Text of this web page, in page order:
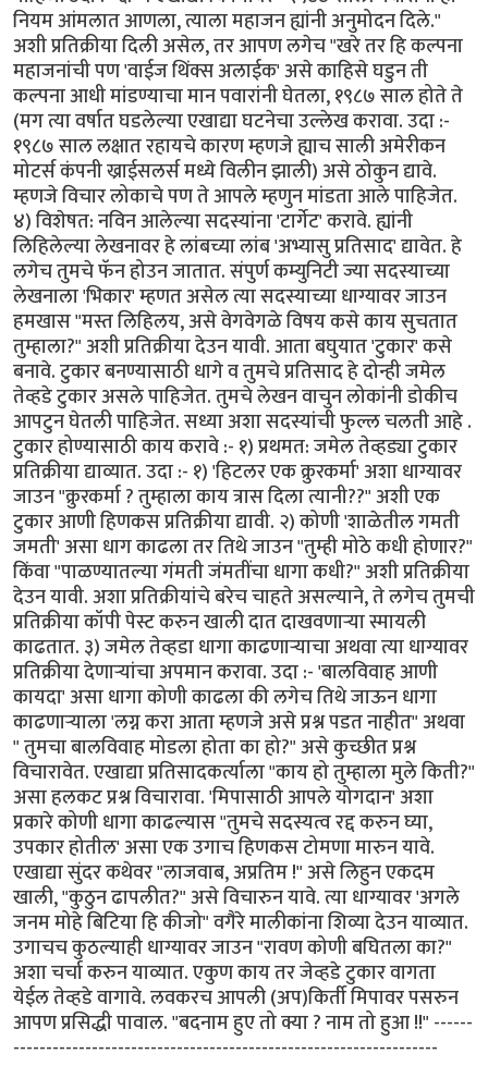
नियम आंमलात आणला, त्याला महाजन ह्यांनी अनुमोदन दिले."
अशी प्रतिक्रीया दिली असेल, तर आपण लगेच "खरे तर हि कल्पना
महाजनांची पण 'वाईज थिंक्स अलाईक' असे काहिसे घडुन ती
कल्पना आधी मांडण्याचा मान पवारांनी घेतला, १९८७ साल होते ते
(मग त्या वर्षात घडलेल्या एखाद्या घटनेचा उल्लेख करावा. उदा :-
१९८७ साल लक्षात रहायचे कारण म्हणजे ह्याच साली अमेरीकन
मोटर्स कंपनी ख्राईसलर्स मध्ये विलीन झाली) असे ठोकुन द्यावे.
म्हणजे विचार लोकाचे पण ते आपले म्हणुन मांडता आले पाहिजेत.
४) विशेषत: नविन आलेल्या सदस्यांना 'टार्गेट' करावे. ह्यांनी
लिहिलेल्या लेखनावर हे लांबच्या लांब 'अभ्यासु प्रतिसाद' द्यावेत. हे
लगेच तुमचे फॅन होउन जातात. संपुर्ण कम्युनिटी ज्या सदस्याच्या
लेखनाला 'भिकार' म्हणत असेल त्या सदस्याच्या धाग्यावर जाउन
हमखास "मस्त लिहिलय, असे वेगवेगळे विषय कसे काय सुचतात
तुम्हाला?" अशी प्रतिक्रीया देउन यावी. आता बघुयात 'टुकार' कसे
बनावे. टुकार बनण्यासाठी धागे व तुमचे प्रतिसाद हे दोन्ही जमेल
तेव्हडे टुकार असले पाहिजेत. तुमचे लेखन वाचुन लोकांनी डोकीच
आपटुन घेतली पाहिजेत. सध्या अशा सदस्यांची फुल्ल चलती आहे .
टुकार होण्यासाठी काय करावे :- १) प्रथमत: जमेल तेव्हड्या टुकार
प्रतिक्रीया द्याव्यात. उदा :- १) 'हिटलर एक क्रुरकर्मा' अशा धाग्यावर
जाउन "क्रुरकर्मा ? तुम्हाला काय त्रास दिला त्यानी??" अशी एक
टुकार आणी हिणकस प्रतिक्रीया द्यावी. २) कोणी 'शाळेतील गमती
जमती' असा धाग काढला तर तिथे जाउन "तुम्ही मोठे कधी होणार?"
किंवा "पाळण्यातल्या गंमती जंमतींचा धागा कधी?" अशी प्रतिक्रीया
देउन यावी. अशा प्रतिक्रीयांचे बरेच चाहते असल्याने, ते लगेच तुमची
प्रतिक्रीया कॉपी पेस्ट करुन खाली दात दाखवणार्‍या स्मायली
काढतात. ३) जमेल तेव्हडा धागा काढणार्‍याचा अथवा त्या धाग्यावर
प्रतिक्रीया देणार्‍यांचा अपमान करावा. उदा :- 'बालविवाह आणी
कायदा' असा धागा कोणी काढला की लगेच तिथे जाऊन धागा
काढणार्‍याला 'लग्न करा आता म्हणजे असे प्रश्न पडत नाहीत" अथवा
" तुमचा बालविवाह मोडला होता का हो?" असे कुच्छीत प्रश्न
विचारावेत. एखाद्या प्रतिसादकर्त्याला "काय हो तुम्हाला मुले किती?"
असा हलकट प्रश्न विचारावा. 'मिपासाठी आपले योगदान' अशा
प्रकारे कोणी धागा काढल्यास "तुमचे सदस्यत्व रद्द करुन घ्या,
उपकार होतील' असा एक उगाच हिणकस टोमणा मारुन यावे.
एखाद्या सुंदर कथेवर "लाजवाब, अप्रतिम !" असे लिहुन एकदम
खाली, "कुठुन ढापलीत?" असे विचारुन यावे. त्या धाग्यावर 'अगले
जनम मोहे बिटिया हि कीजो" वगैरे मालीकांना शिव्या देउन याव्यात.
उगाचच कुठल्याही धाग्यावर जाउन "रावण कोणी बघितला का?"
अशा चर्चा करुन याव्यात. एकुण काय तर जेव्हडे टुकार वागता
येईल तेव्हडे वागावे. लवकरच आपली (अप)किर्ती मिपावर पसरुन
आपण प्रसिद्धी पावाल. "बदनाम हुए तो क्या ? नाम तो हुआ !!" ------
-----------------------------------------------------------------